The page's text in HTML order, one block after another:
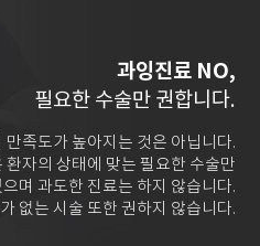
과잉진료 NO,
필요한 수술만 권합니다.
만족도가 높아지는 것은 아닙니다.
환자의 상태에 맞는 필요한 수술만
며 과도한 진료는 하지 않습니다.
없는 시술 또한 권하지 않습니다.